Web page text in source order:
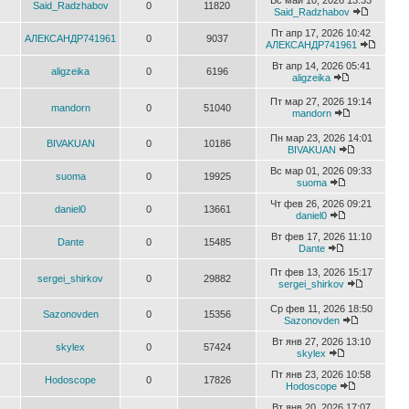
Said_Radzhabov 0 11820
Said_Radzhabov
АЛЕКСАНДР741961 0 9037
Пт апр 17, 2026 10:42
АЛЕКСАНДР741961
aligzeika 0 6196
Вт апр 14, 2026 05:41
aligzeika
mandorn 0 51040
Пт мар 27, 2026 19:14
mandorn
BIVAKUAN 0 10186
Пн мар 23, 2026 14:01
BIVAKUAN
suoma 0 19925
Вс мар 01, 2026 09:33
suoma
daniel0 0 13661
Чт фев 26, 2026 09:21
daniel0
Dante 0 15485
Вт фев 17, 2026 11:10
Dante
sergei_shirkov 0 29882
Пт фев 13, 2026 15:17
sergei_shirkov
Sazonovden 0 15356
Ср фев 11, 2026 18:50
Sazonovden
skylex 0 57424
Вт янв 27, 2026 13:10
skylex
Hodoscope 0 17826
Пт янв 23, 2026 10:58
Hodoscope